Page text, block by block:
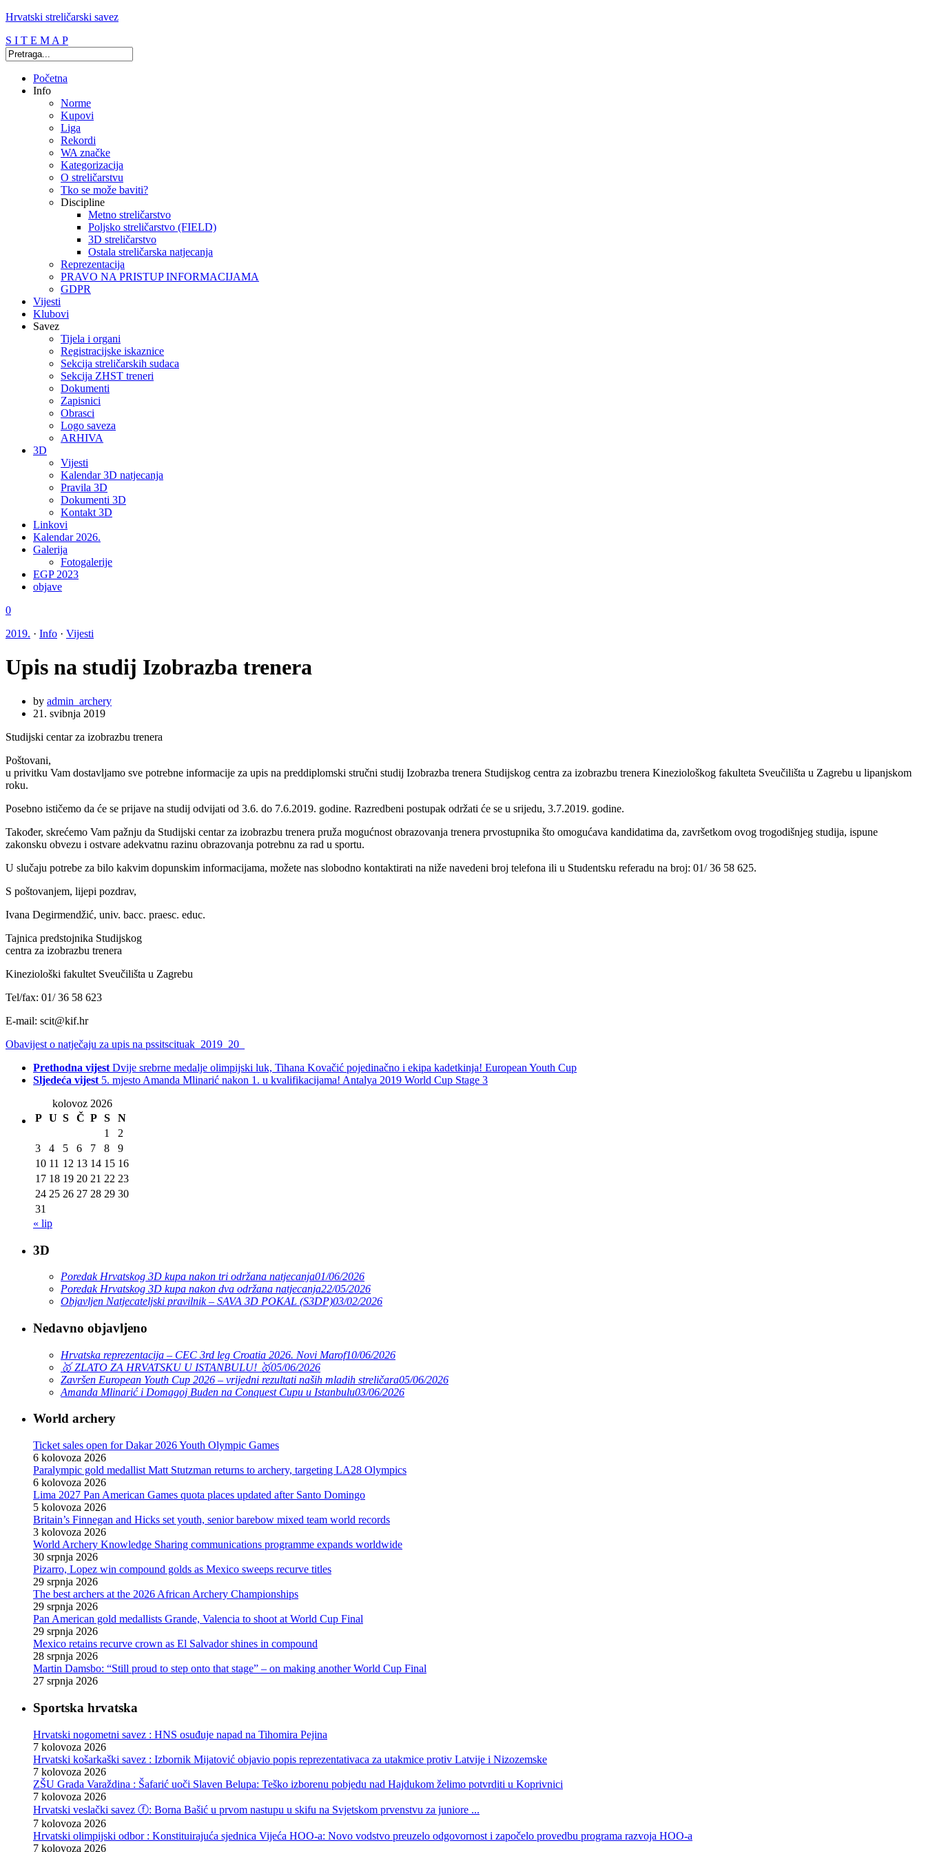
Hrvatski streličarski savez
S I T E M A P
Početna
Info
Norme
Kupovi
Liga
Rekordi
WA značke
Kategorizacija
O streličarstvu
Tko se može baviti?
Discipline
Metno streličarstvo
Poljsko streličarstvo (FIELD)
3D streličarstvo
Ostala streličarska natjecanja
Reprezentacija
PRAVO NA PRISTUP INFORMACIJAMA
GDPR
Vijesti
Klubovi
Savez
Tijela i organi
Registracijske iskaznice
Sekcija streličarskih sudaca
Sekcija ZHST treneri
Dokumenti
Zapisnici
Obrasci
Logo saveza
ARHIVA
3D
Vijesti
Kalendar 3D natjecanja
Pravila 3D
Dokumenti 3D
Kontakt 3D
Linkovi
Kalendar 2026.
Galerija
Fotogalerije
EGP 2023
objave
0
2019. · Info · Vijesti
Upis na studij Izobrazba trenera
by admin_archery
21. svibnja 2019
Studijski centar za izobrazbu trenera
Poštovani,
u privitku Vam dostavljamo sve potrebne informacije za upis na preddiplomski stručni studij Izobrazba trenera Studijskog centra za izobrazbu trenera Kineziološkog fakulteta Sveučilišta u Zagrebu u lipanjskom
roku.
Posebno ističemo da će se prijave na studij odvijati od 3.6. do 7.6.2019. godine. Razredbeni postupak održati će se u srijedu, 3.7.2019. godine.
Također, skrećemo Vam pažnju da Studijski centar za izobrazbu trenera pruža mogućnost obrazovanja trenera prvostupnika što omogućava kandidatima da, završetkom ovog trogodišnjeg studija, ispune
zakonsku obvezu i ostvare adekvatnu razinu obrazovanja potrebnu za rad u sportu.
U slučaju potrebe za bilo kakvim dopunskim informacijama, možete nas slobodno kontaktirati na niže navedeni broj telefona ili u Studentsku referadu na broj: 01/ 36 58 625.
S poštovanjem, lijepi pozdrav,
Ivana Degirmendžić, univ. bacc. praesc. educ.
Tajnica predstojnika Studijskog
centra za izobrazbu trenera
Kineziološki fakultet Sveučilišta u Zagrebu
Tel/fax: 01/ 36 58 623
E-mail: scit@kif.hr
Obavijest o natječaju za upis na pssitscituak_2019_20_
Prethodna vijest Dvije srebrne medalje olimpijski luk, Tihana Kovačić pojedinačno i ekipa kadetkinja! European Youth Cup
Sljedeća vijest 5. mjesto Amanda Mlinarić nakon 1. u kvalifikacijama! Antalya 2019 World Cup Stage 3
kolovoz 2026
P U S Č P S
N
1
2
3
4 5 6 7 8
9
10 11 12 13 14 15 16
17 18 19 20 21 22 23
24 25 26 27 28 29 30
31
« lip
3D
Poredak Hrvatskog 3D kupa nakon tri održana natjecanja01/06/2026
Poredak Hrvatskog 3D kupa nakon dva održana natjecanja22/05/2026
Objavljen Natjecateljski pravilnik – SAVA 3D POKAL (S3DP)03/02/2026
Nedavno objavljeno
Hrvatska reprezentacija – CEC 3rd leg Croatia 2026. Novi Marof10/06/2026
🥇 ZLATO ZA HRVATSKU U ISTANBULU! 🥇05/06/2026
Završen European Youth Cup 2026 – vrijedni rezultati naših mladih streličara05/06/2026
Amanda Mlinarić i Domagoj Buden na Conquest Cupu u Istanbulu03/06/2026
World archery
Ticket sales open for Dakar 2026 Youth Olympic Games
6 kolovoza 2026
Paralympic gold medallist Matt Stutzman returns to archery, targeting LA28 Olympics
6 kolovoza 2026
Lima 2027 Pan American Games quota places updated after Santo Domingo
5 kolovoza 2026
Britain’s Finnegan and Hicks set youth, senior barebow mixed team world records
3 kolovoza 2026
World Archery Knowledge Sharing communications programme expands worldwide
30 srpnja 2026
Pizarro, Lopez win compound golds as Mexico sweeps recurve titles
29 srpnja 2026
The best archers at the 2026 African Archery Championships
29 srpnja 2026
Pan American gold medallists Grande, Valencia to shoot at World Cup Final
29 srpnja 2026
Mexico retains recurve crown as El Salvador shines in compound
28 srpnja 2026
Martin Damsbo: “Still proud to step onto that stage” – on making another World Cup Final
27 srpnja 2026
Sportska hrvatska
Hrvatski nogometni savez : HNS osuđuje napad na Tihomira Pejina
7 kolovoza 2026
Hrvatski košarkaški savez : Izbornik Mijatović objavio popis reprezentativaca za utakmice protiv Latvije i Nizozemske
7 kolovoza 2026
ZŠU Grada Varaždina : Šafarić uoči Slaven Belupa: Teško izborenu pobjedu nad Hajdukom želimo potvrditi u Koprivnici
7 kolovoza 2026
Hrvatski veslački savez ⓕ: Borna Bašić u prvom nastupu u skifu na Svjetskom prvenstvu za juniore ...
7 kolovoza 2026
Hrvatski olimpijski odbor : Konstituirajuća sjednica Vijeća HOO-a: Novo vodstvo preuzelo odgovornost i započelo provedbu programa razvoja HOO-a
7 kolovoza 2026